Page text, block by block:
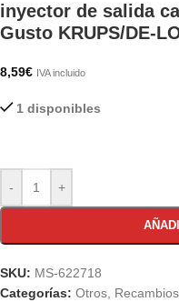
inyector de salida
Gusto KRUPS/DE-
8,59€ IVA incluido
1 disponibles
- +
SKU: MS-622718
Categorías: Otros